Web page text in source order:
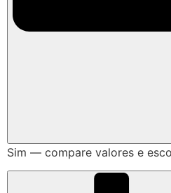
Sim — compare valores e